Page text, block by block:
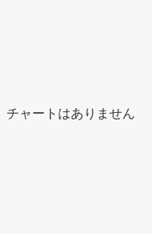
チャートはありません